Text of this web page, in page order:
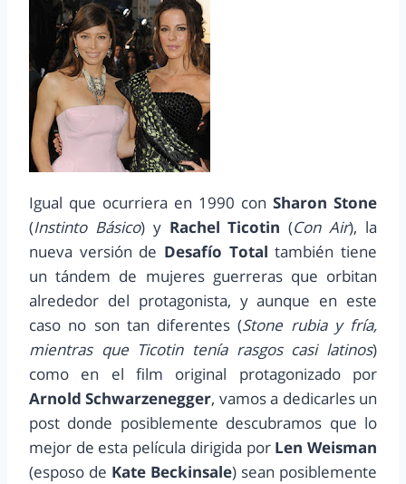
Igual que ocurriera en 1990 con Sharon Stone
(Instinto Básico) y Rachel Ticotin (Con Air), la
nueva versión de Desafío Total también tiene
un tándem de mujeres guerreras que orbitan
alrededor del protagonista, y aunque en este
caso no son tan diferentes (Stone rubia y fría,
mientras que Ticotin tenía rasgos casi latinos)
como en el film original protagonizado por
Arnold Schwarzenegger, vamos a dedicarles un
post donde posiblemente descubramos que lo
mejor de esta película dirigida por Len Weisman
(esposo de Kate Beckinsale) sean posiblemente